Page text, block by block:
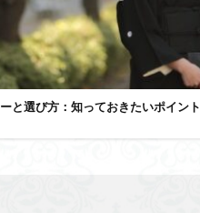
と選び方：知っておきたいポイント